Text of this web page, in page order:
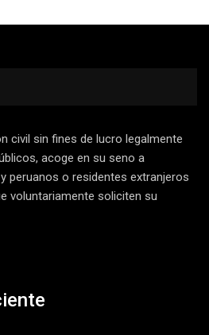
civil sin fines de lucro legalmente
acoge en su seno a
peruanos o residentes extranjeros
voluntariamente soliciten su